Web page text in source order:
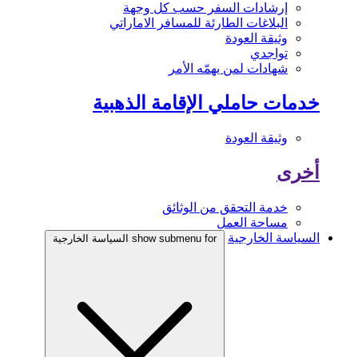
إرشادات السفر حسب كل وجهة
البلاغات الطارئة للمسافر الاماراتي
وثيقة العودة
تواجدي
شهادات لمن يهمّه الأمر
خدمات حاملي الإقامة الذهبية
وثيقة العودة
أخرى
خدمة التحقق من الوثائق
مساحة العمل
السياسة الخارجية
show submenu for السياسة الخارجية